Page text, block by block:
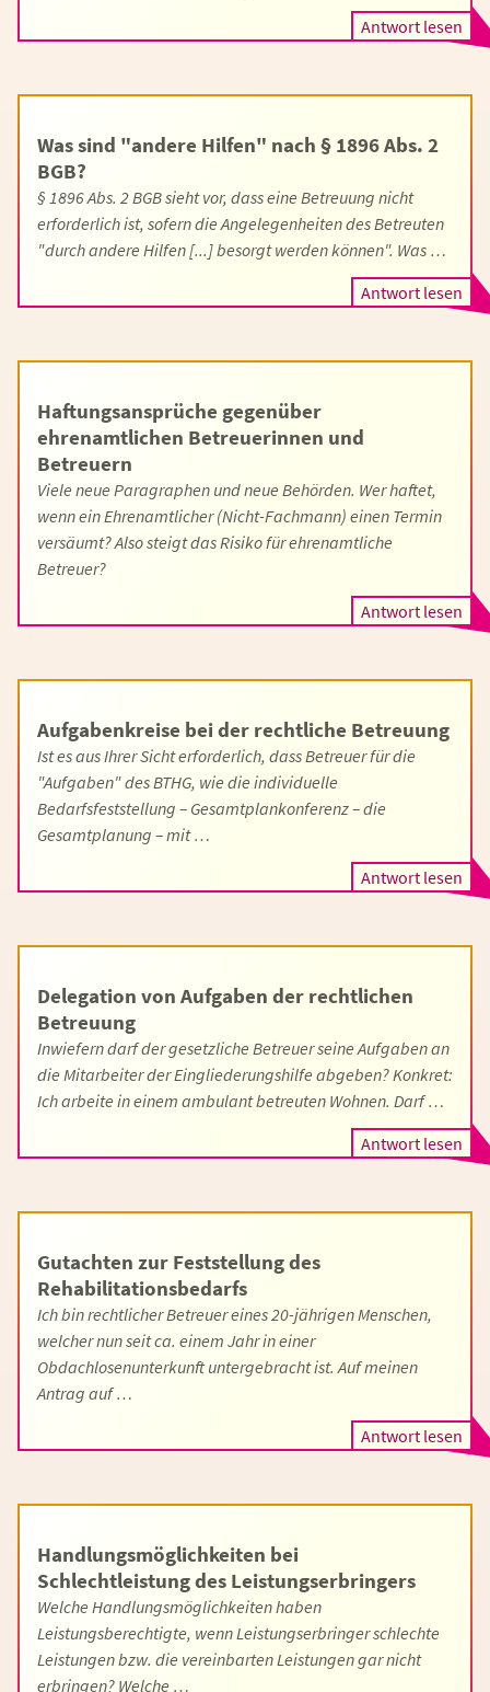
Antwort lesen
Was sind "andere Hilfen" nach § 1896 Abs. 2
BGB?
§ 1896 Abs. 2 BGB sieht vor, dass eine Betreuung nicht
erforderlich ist, sofern die Angelegenheiten des Betreuten
"durch andere Hilfen [...] besorgt werden können". Was …
Antwort lesen
Haftungsansprüche gegenüber
ehrenamtlichen Betreuerinnen und
Betreuern
Viele neue Paragraphen und neue Behörden. Wer haftet,
wenn ein Ehrenamtlicher (Nicht-Fachmann) einen Termin
versäumt? Also steigt das Risiko für ehrenamtliche
Betreuer?
Antwort lesen
Aufgabenkreise bei der rechtliche Betreuung
Ist es aus Ihrer Sicht erforderlich, dass Betreuer für die
"Aufgaben" des BTHG, wie die individuelle
Bedarfsfeststellung – Gesamtplankonferenz – die
Gesamtplanung – mit …
Antwort lesen
Delegation von Aufgaben der rechtlichen
Betreuung
Inwiefern darf der gesetzliche Betreuer seine Aufgaben an
die Mitarbeiter der Eingliederungshilfe abgeben? Konkret:
Ich arbeite in einem ambulant betreuten Wohnen. Darf …
Antwort lesen
Gutachten zur Feststellung des
Rehabilitationsbedarfs
Ich bin rechtlicher Betreuer eines 20-jährigen Menschen,
welcher nun seit ca. einem Jahr in einer
Obdachlosenunterkunft untergebracht ist. Auf meinen
Antrag auf …
Antwort lesen
Handlungsmöglichkeiten bei
Schlechtleistung des Leistungserbringers
Welche Handlungsmöglichkeiten haben
Leistungsberechtigte, wenn Leistungserbringer schlechte
Leistungen bzw. die vereinbarten Leistungen gar nicht
erbringen? Welche …